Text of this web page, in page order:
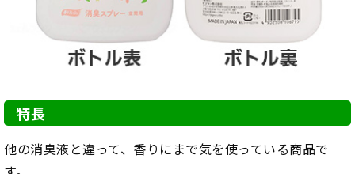
特長
他の消臭液と違って、香りにまで気を使っている商品で